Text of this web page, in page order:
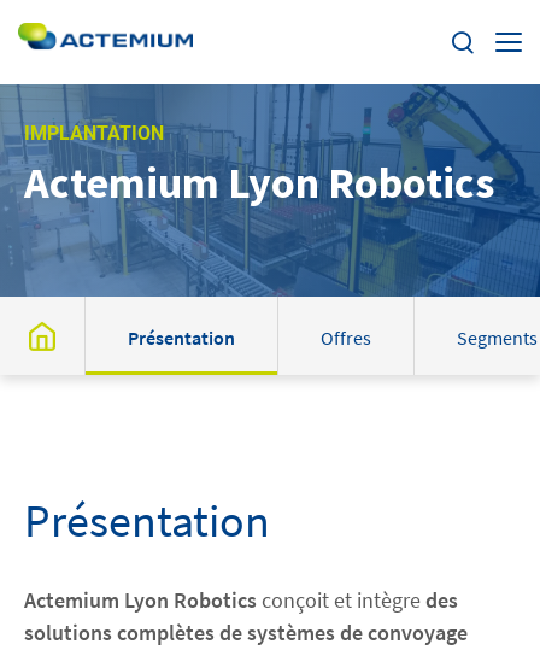
Enjeux
Segments
Offres
Actualités
Actemium dans le monde
Découvrez Actemium
Rechercher :
IMPLANTATION
Actemium Lyon Robotics
Présentation Offres Segments
Présentation
Actemium Lyon Roboticsconçoit et intègredes
solutions complètes de systèmes de convoyage